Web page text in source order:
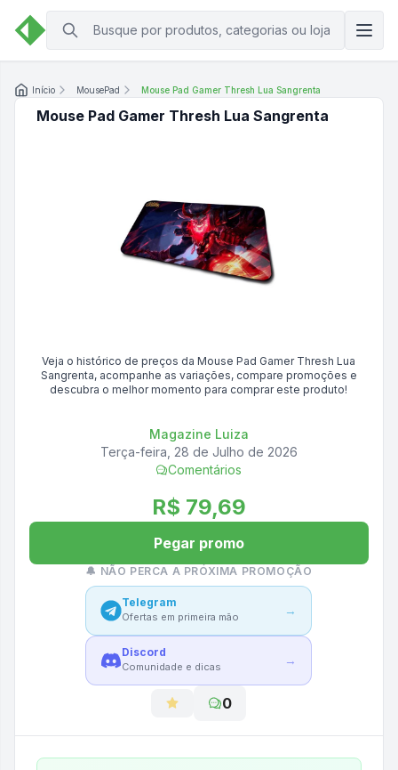
Início MousePad Mouse Pad Gamer Thresh Lua Sangrenta
Mouse Pad Gamer Thresh Lua Sangrenta
Veja o histórico de preços daMouse Pad Gamer Thresh Lua
Sangrenta, acompanhe as variações, compare promoções e
descubra o melhor momento para comprar este produto!
Magazine Luiza
Terça-feira, 28 de Julho de 2026
Comentários
R$ 79,69
Pegar promo
🔔 NÃO PERCA A PRÓXIMA PROMOÇÃO
Telegram
Ofertas em primeira mão →
Discord
Comunidade e dicas →
0